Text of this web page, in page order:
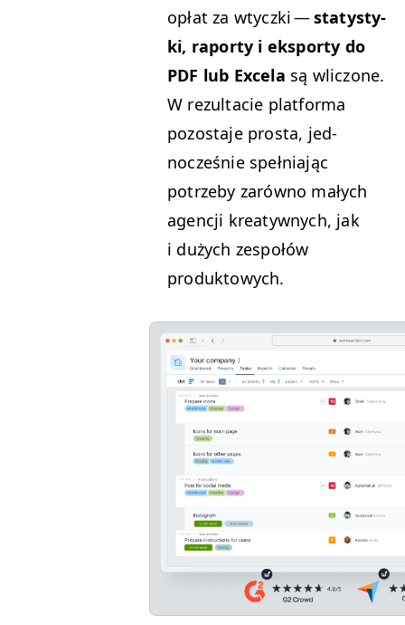
opłat za wty­cz­ki —statysty­
ki, raporty i eksporty do
PDF lub Excela są wlic­zone.
W rezulta­cie plat­for­ma
pozosta­je pros­ta, jed­
nocześnie speł­ni­a­jąc
potrze­by zarówno małych
agencji kreaty­wnych, jak
i dużych zespołów
produktowych.